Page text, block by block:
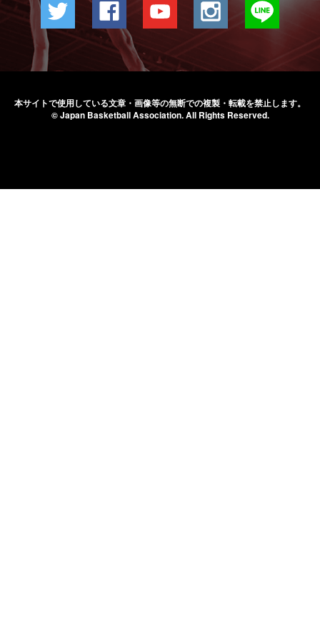
本サイトで使用している文章・画像等の無断での複製・転載を禁止します。
© Japan Basketball Association.All Rights Reserved.